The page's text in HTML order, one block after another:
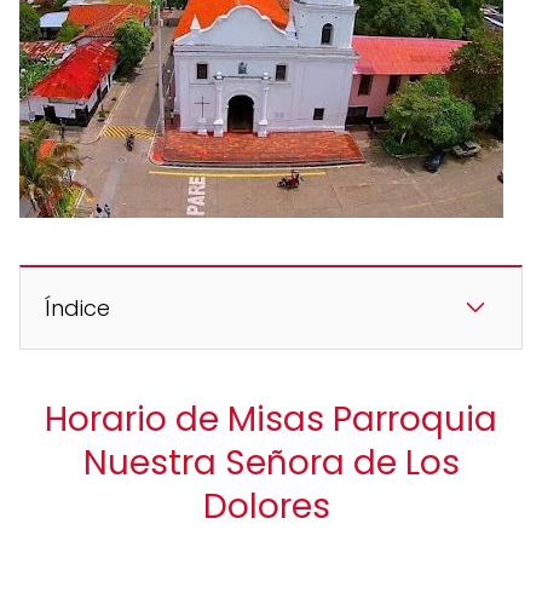
Índice
Horario de Misas Parroquia
Nuestra Señora de Los
Dolores